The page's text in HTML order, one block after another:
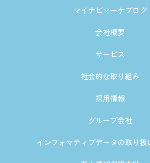
マイナビマーケブログ
会社概要
サービス
社会的な取り組み
採用情報
グループ会社
インフォマティブデータの取り扱